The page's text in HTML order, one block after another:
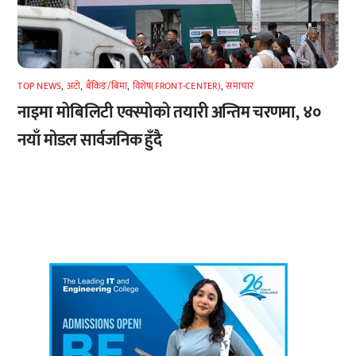
TOP NEWS, अटाे, बैंकिङ/बिमा, विशेष(FRONT-CENTER),समाचार
नाइमा मोबिलिटी एक्स्पोको तयारी अन्तिम चरणमा, ४०
नयाँ मोडल सार्वजनिक हुँदै